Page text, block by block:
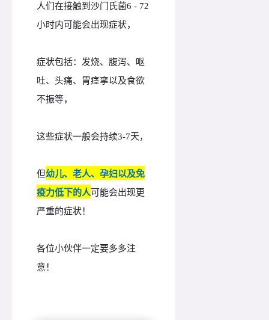
人们在接触到沙门氏菌6 - 72
小时内可能会出现症状，
症状包括：发烧、腹泻、呕
吐、头痛、胃痉挛以及食欲
不振等，
这些症状一般会持续3-7天，
但幼儿、老人、孕妇以及免
疫力低下的人可能会出现更
严重的症状！
各位小伙伴一定要多多注
意！